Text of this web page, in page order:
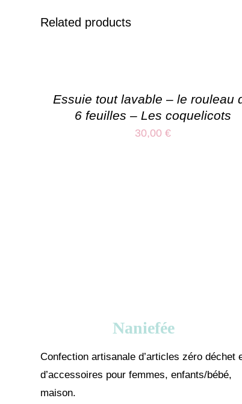
Related products
Essuie tout lavable – le rouleau
6 feuilles – Les coquelicots
30,00 €
Naniefée
Confection artisanale d’articles zéro déchet
d’accessoires pour femmes, enfants/bébé,
maison.